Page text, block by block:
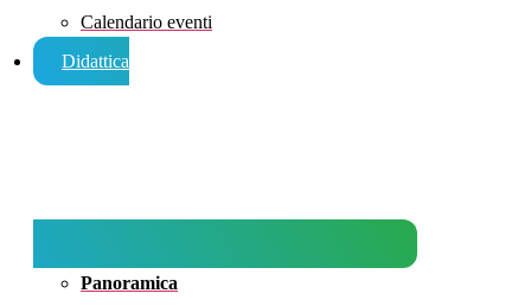
Calendario eventi
Didattica
Panoramica